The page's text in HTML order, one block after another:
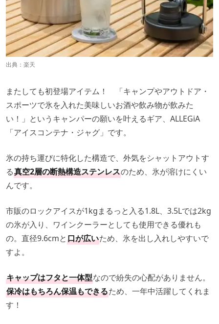
出典： 楽天
またしても初登場アイテム！ 「キャンプやアウトドア・
スポーツで氷を入れた美味しいお酒や飲み物が飲みた
い！」というキャンパーの願いを叶えるギア、ALLEGiA
「アイスコンテナ・ジャグ」です。
氷の持ち運びに特化した構造で、外気をシャットアウトす
る真空2層の断熱構造ステンレスのため、氷が溶けにくい
んです。
市販のロックアイスが1kgまるっと入る1.8L、3.5Lでは2kg
の氷が入り、ワインクーラーとしても使用できる優れも
の。直径9.6cmと口が広いため、氷を出し入れしやすいで
すよ。
キャップはフタと一体型なので紛失の心配がありません。
保冷はもちろん保温もできるため、一年中活躍してくれま
す！